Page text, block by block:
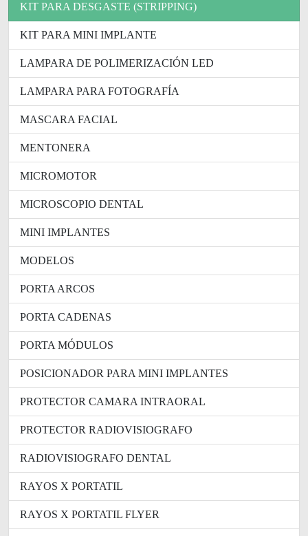
KIT PARA DESGASTE (STRIPPING)
KIT PARA MINI IMPLANTE
LAMPARA DE POLIMERIZACIÓN LED
LAMPARA PARA FOTOGRAFÍA
MASCARA FACIAL
MENTONERA
MICROMOTOR
MICROSCOPIO DENTAL
MINI IMPLANTES
MODELOS
PORTA ARCOS
PORTA CADENAS
PORTA MÓDULOS
POSICIONADOR PARA MINI IMPLANTES
PROTECTOR CAMARA INTRAORAL
PROTECTOR RADIOVISIOGRAFO
RADIOVISIOGRAFO DENTAL
RAYOS X PORTATIL
RAYOS X PORTATIL FLYER